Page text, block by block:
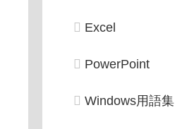
Excel
PowerPoint
Windows用語集